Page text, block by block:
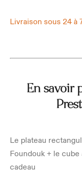
Livraison sous 24 à
En savoir
Le plateau
Foundouk + le
cadeau